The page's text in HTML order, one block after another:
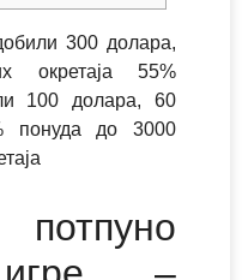
300 долара,
окретаја 55%
100 долара, 60
понуда до 3000